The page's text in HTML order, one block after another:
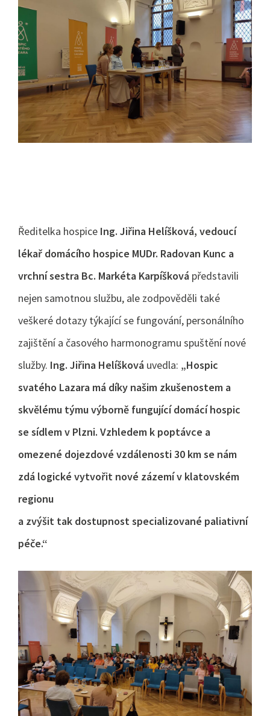
Ředitelka hospice Ing. Jiřina Helíšková, vedoucí
lékař domácího hospice MUDr. Radovan Kunc a
vrchní sestra Bc. Markéta Karpíšková představili
nejen samotnou službu, ale zodpověděli také
veškeré dotazy týkající se fungování, personálního
zajištění a časového harmonogramu spuštění nové
služby. Ing. Jiřina Helíšková uvedla: „Hospic
svatého Lazara má díky našim zkušenostem a
skvělému týmu výborně fungující domácí hospic
se sídlem v Plzni. Vzhledem k poptávce a
omezené dojezdové vzdálenosti 30 km se nám
zdá logické vytvořit nové zázemí v klatovském
regionu
a zvýšit tak dostupnost specializované paliativní
péče.“